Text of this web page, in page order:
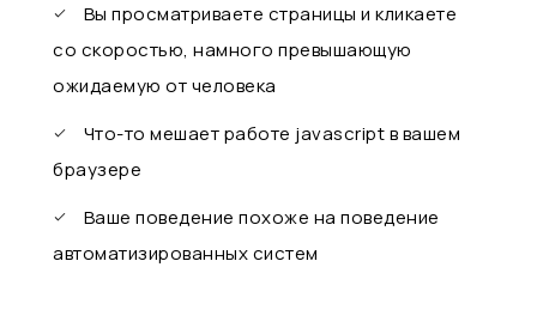
Вы просматриваете страницы и кликаете
со скоростью, намного превышающую
ожидаемую от человека
Что-то мешает работе javascript в вашем
браузере
Ваше поведение похоже на поведение
автоматизированных систем